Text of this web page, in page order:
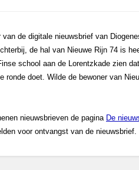
de digitale nieuwsbrief van
de hal van Nieuwe Rijn 74 is
school aan de Lorentzkade zien
ronde doet. Wilde de bewoner van
nieuwsbrieven de pagina De
voor ontvangst van de nieuwsbrief.